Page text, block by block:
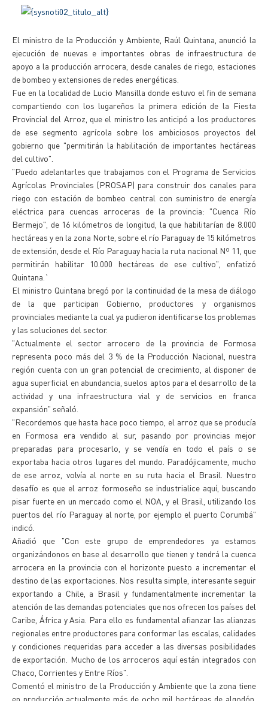
El ministro de la Producción y Ambiente, Raúl Quintana, anunció la
ejecución de nuevas e importantes obras de infraestructura de
apoyo a la producción arrocera, desde canales de riego, estaciones
de bombeo y extensiones de redes energéticas.
Fue en la localidad de Lucio Mansilla donde estuvo el fin de semana
compartiendo con los lugareños la primera edición de la Fiesta
Provincial del Arroz, que el ministro les anticipó a los productores
de ese segmento agrícola sobre los ambiciosos proyectos del
gobierno que "permitirán la habilitación de importantes hectáreas
del cultivo".
"Puedo adelantarles que trabajamos con el Programa de Servicios
Agrícolas Provinciales (PROSAP) para construir dos canales para
riego con estación de bombeo central con suministro de energía
eléctrica para cuencas arroceras de la provincia: "Cuenca Río
Bermejo", de 16 kilómetros de longitud, la que habilitarían de 8.000
hectáreas y en la zona Norte, sobre el río Paraguay de 15 kilómetros
de extensión, desde el Río Paraguay hacia la ruta nacional Nº 11, que
permitirán habilitar 10.000 hectáreas de ese cultivo", enfatizó
Quintana.`
El ministro Quintana bregó por la continuidad de la mesa de diálogo
de la que participan Gobierno, productores y organismos
provinciales mediante la cual ya pudieron identificarse los problemas
y las soluciones del sector.
"Actualmente el sector arrocero de la provincia de Formosa
representa poco más del 3 % de la Producción Nacional, nuestra
región cuenta con un gran potencial de crecimiento, al disponer de
agua superficial en abundancia, suelos aptos para el desarrollo de la
actividad y una infraestructura vial y de servicios en franca
expansión" señaló.
"Recordemos que hasta hace poco tiempo, el arroz que se producía
en Formosa era vendido al sur, pasando por provincias mejor
preparadas para procesarlo, y se vendía en todo el país o se
exportaba hacia otros lugares del mundo. Paradójicamente, mucho
de ese arroz, volvía al norte en su ruta hacia el Brasil. Nuestro
desafío es que el arroz formoseño se industrialice aquí, buscando
pisar fuerte en un mercado como el NOA, y el Brasil, utilizando los
puertos del río Paraguay al norte, por ejemplo el puerto Corumbá"
indicó.
Añadió que "Con este grupo de emprendedores ya estamos
organizándonos en base al desarrollo que tienen y tendrá la cuenca
arrocera en la provincia con el horizonte puesto a incrementar el
destino de las exportaciones. Nos resulta simple, interesante seguir
exportando a Chile, a Brasil y fundamentalmente incrementar la
atención de las demandas potenciales que nos ofrecen los países del
Caribe, África y Asia. Para ello es fundamental afianzar las alianzas
regionales entre productores para conformar las escalas, calidades
y condiciones requeridas para acceder a las diversas posibilidades
de exportación. Mucho de los arroceros aquí están integrados con
Chaco, Corrientes y Entre Ríos".
Comentó el ministro de la Producción y Ambiente que la zona tiene
en producción actualmente más de ocho mil hectáreas de algodón,